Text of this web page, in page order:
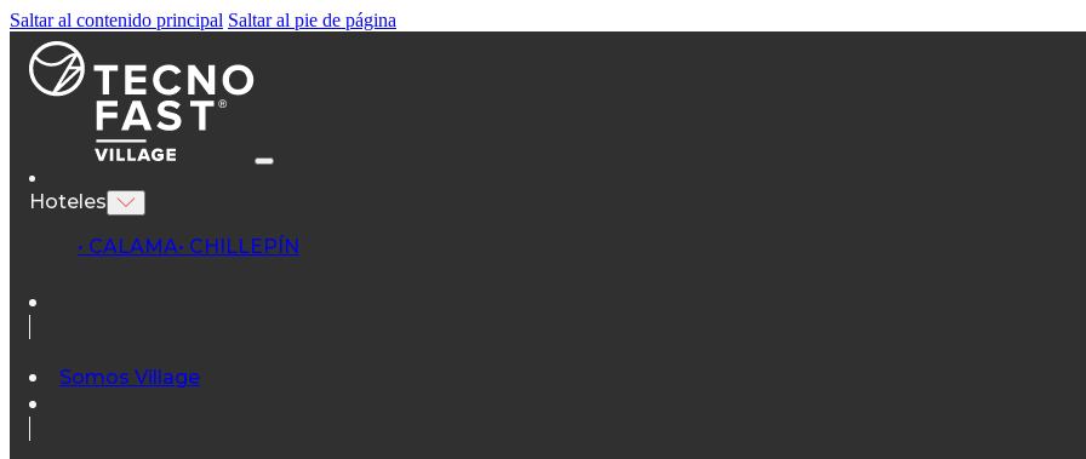
Saltar al contenido principal Saltar al pie de página
Hoteles
• CALAMA• CHILLEPÍN
Somos Village